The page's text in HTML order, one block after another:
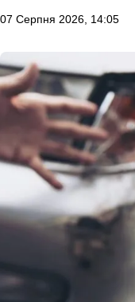
07 Серпня 2026, 14:05